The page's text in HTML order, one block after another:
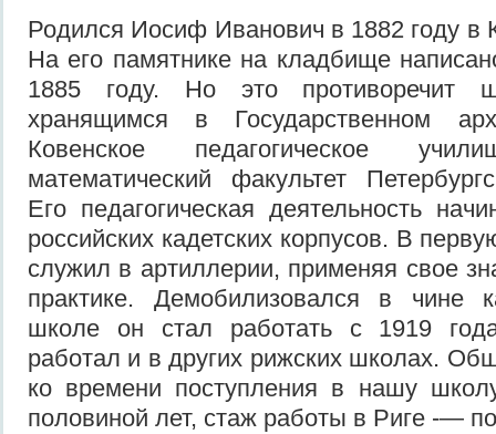
Родился Иосиф Иванович в 1882 году в
На его памятнике на кладбище
1885 году. Но это противоречит
хранящимся в Государственном
Ковенское педагогическое
математический факультет
Его педагогическая деятельность
российских кадетских корпусов. В
служил в артиллерии, применяя свое
практике. Демобилизовался в чине
школе он стал работать с 1919
работал и в других рижских школах.
ко времени поступления в нашу
половиной лет, стаж работы в Риге -—